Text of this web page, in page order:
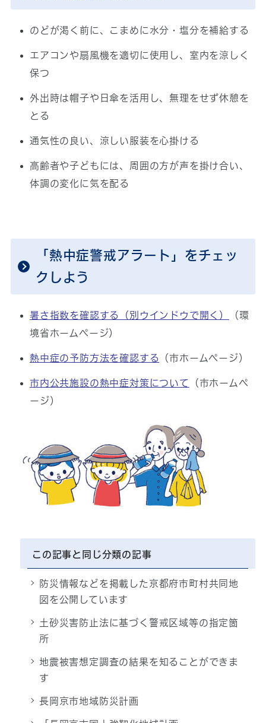
のどが渇く前に、こまめに水分・塩分を補給する
エアコンや扇風機を適切に使用し、室内を涼しく
保つ
外出時は帽子や日傘を活用し、無理をせず休憩を
とる
通気性の良い、涼しい服装を心掛ける
高齢者や子どもには、周囲の方が声を掛け合い、
体調の変化に気を配る
「熱中症警戒アラート」をチェッ
クしよう
暑さ指数を確認する （別ウインドウで開く）
（環
境省ホームページ）
熱中症の予防方法を確認する （市ホームページ）
市内公共施設の熱中症対策について
（市ホームペ
ージ）
この記事と同じ分類の記事
防災情報などを掲載した京都府市町村共同地
図を公開しています
土砂災害防止法に基づく警戒区域等の指定箇
所
地震被害想定調査の結果を知ることができま
す
長岡京市地域防災計画